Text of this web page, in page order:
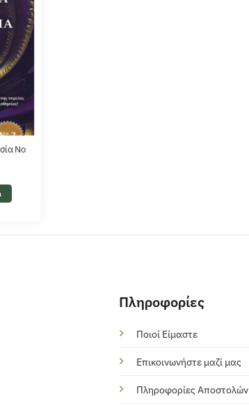
No
Πληροφορίες
Ποιοί Είμαστε
Επικοινωνήστε μαζί μας
Πληροφορίες Αποστολών